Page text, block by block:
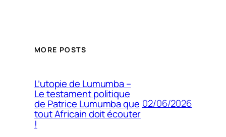
MORE POSTS
L’utopie de Lumumba –
Le testament politique
de Patrice Lumumba que
tout Africain doit écouter
!
02/06/2026